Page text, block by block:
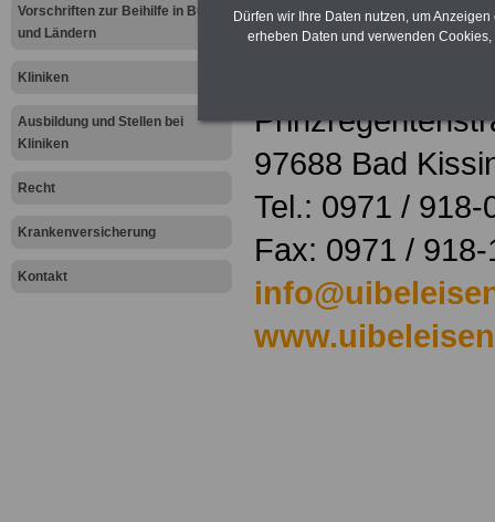
Vorschriften zur Beihilfe in Bund
und Ländern
Kliniken
Ausbildung und Stellen bei
Kliniken
Recht
Krankenversicherung
Kontakt
97688 Bad
Tel.: 0971 / 918-
Fax: 0971 / 918-
Dürfen wir Ihre Daten nutzen, um
erheben Daten und verwenden